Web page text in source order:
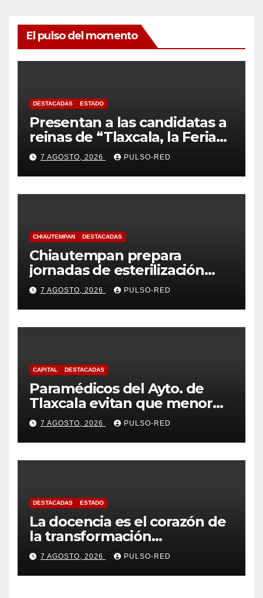
El pulso del momento
DESTACADAS ESTADO
Presentan a las candidatas a
reinas de “Tlaxcala, la Feria
de Ferias 2026: La Flor
Tlaxcalteca”
7 AGOSTO, 2026 PULSO-RED
CHIAUTEMPAN DESTACADAS
Chiautempan prepara
jornadas de esterilización
para perros y gatos
7 AGOSTO, 2026 PULSO-RED
CAPITAL DESTACADAS
Paramédicos del Ayto. de
Tlaxcala evitan que menor
sufra complicaciones por
hipotermia tras caer en una
cisterna
7 AGOSTO, 2026 PULSO-RED
DESTACADAS ESTADO
La docencia es el corazón de
la transformación
universitaria: Rector de la
UATx
7 AGOSTO, 2026 PULSO-RED